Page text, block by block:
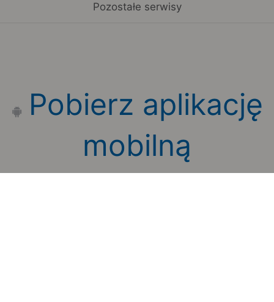
Pozostałe serwisy
Pobierz aplikację
mobilną